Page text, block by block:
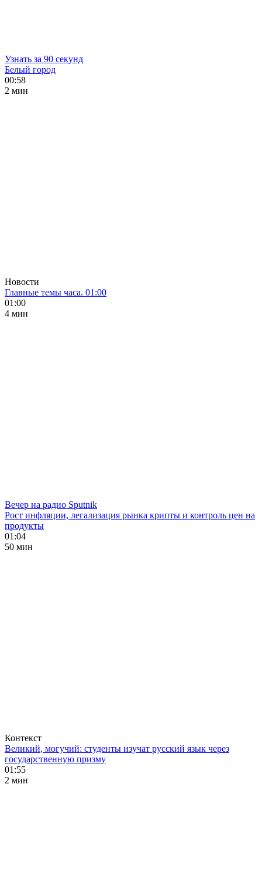
Узнать за 90 секунд
Белый город
00:58
2 мин
Новости
Главные темы часа. 01:00
01:00
4 мин
Вечер на радио Sputnik
Рост инфляции, легализация рынка крипты и контроль цен на
продукты
01:04
50 мин
Контекст
Великий, могучий: студенты изучат русский язык через
государственную призму
01:55
2 мин